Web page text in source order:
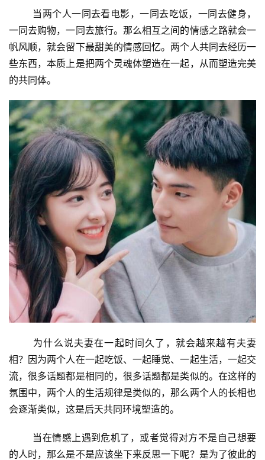
一同去购物，一同去旅行。那么相互之间的情感之路就会一
帆风顺，就会留下最甜美的情感回忆。两个人共同去经历一
些东西，本质上是把两个灵魂体塑造在一起，从而塑造完美
的共同体。
相？因为两个人在一起吃饭、一起睡觉、一起生活，一起交
流，很多话题都是相同的，很多话题都是类似的。在这样的
氛围中，两个人的生活规律是类似的，那么两个人的长相也
会逐渐类似，这是后天共同环境塑造的。
的人时，那么是不是应该坐下来反思一下呢？是为了彼此的